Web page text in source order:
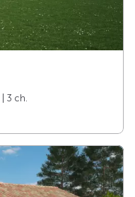
| 3 ch.